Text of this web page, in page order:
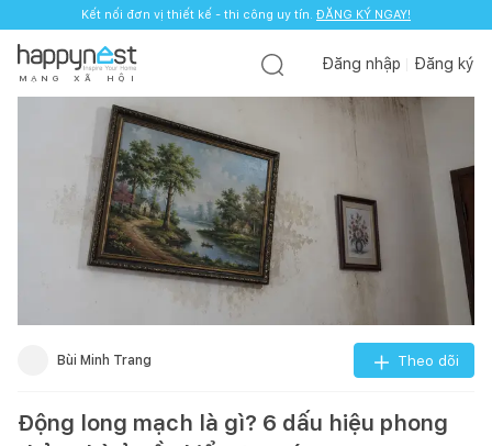
Kết nối đơn vị thiết kế - thi công uy tín. ĐĂNG KÝ NGAY!
M Ạ N G X Ã H Ộ I
Đăng nhập Đăng ký
Bùi Minh Trang Theo dõi
Động long mạch là gì? 6 dấu hiệu phong